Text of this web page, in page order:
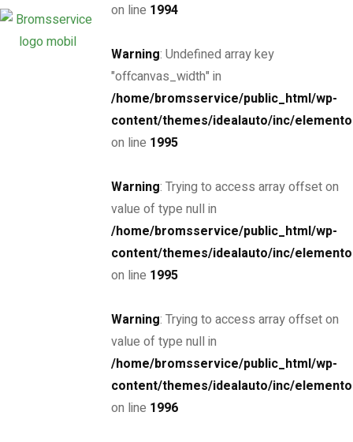
on line 1994
Warning: Undefined array key
"offcanvas_width" in
/home/bromsservice/public_html/wp-
content/themes/idealauto/inc/
on line 1995
Warning: Trying to access array offset on
value of type null in
/home/bromsservice/public_html/wp-
content/themes/idealauto/inc/
on line 1995
Warning: Trying to access array offset on
value of type null in
/home/bromsservice/public_html/wp-
content/themes/idealauto/inc/
on line 1996
Anpassade lösningar för varje
lastbil
Hos oss står kundens behov och önskemål i fokus. Varje
lastbil och dess användningsområde är unikt, därför
erbjuder vi anpassade lösningar för varje
lastutrymme, förbättrade köregenskaper eller
anpassningar för specifika varor, har vi den erfarenhet
och kunskap som krävs för att skapa den bästa
lösningen för dig och din lastbil.
Erfaren och kunnig personal
Vårt team består av erfarna tekniker och mekaniker med
djupgående kunskap om lastbilar och deras mekanik. Vi
förstår vikten av noggrannhet och kvalitet i vårt arbete,
och vi strävar alltid efter att leverera högsta kvalitet i
varje ombyggnationsprojekt. Vi håller oss ständigt